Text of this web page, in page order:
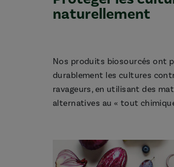
naturellement
Nos produits biosourcés ont
durablement les cultures
ravageurs, en utilisant des
alternatives au « tout